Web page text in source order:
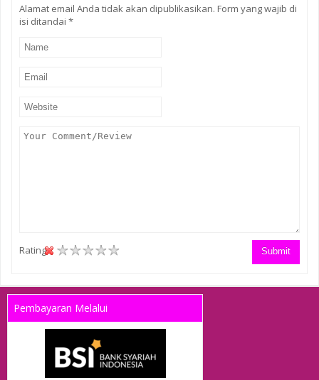
Alamat email Anda tidak akan dipublikasikan. Form yang wajib di
isi ditandai *
Rating : Submit
Pembayaran Melalui